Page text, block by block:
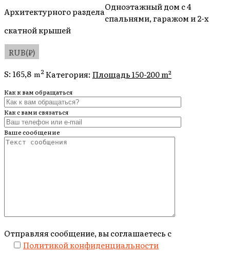
Архитектурного разделаОдноэтажный дом с 4
спальнями, гаражом и 2-х
скатной крышей
RUB(₽)
S: 165,8 m2Категория: Площадь 150-200 m²
Как к вам обращаться
Как с вами связаться
Ваше сообщение
Отправляя сообщение, вы соглашаетесь с
Политикой конфиденциальности